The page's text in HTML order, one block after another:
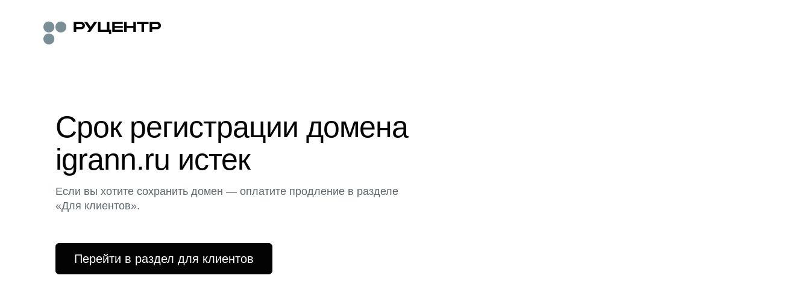
Срок регистрации домена
igrann.ru истек
Если вы хотите сохранить домен — оплатите продление в разделе
«Для клиентов».
Перейти в раздел для клиентов